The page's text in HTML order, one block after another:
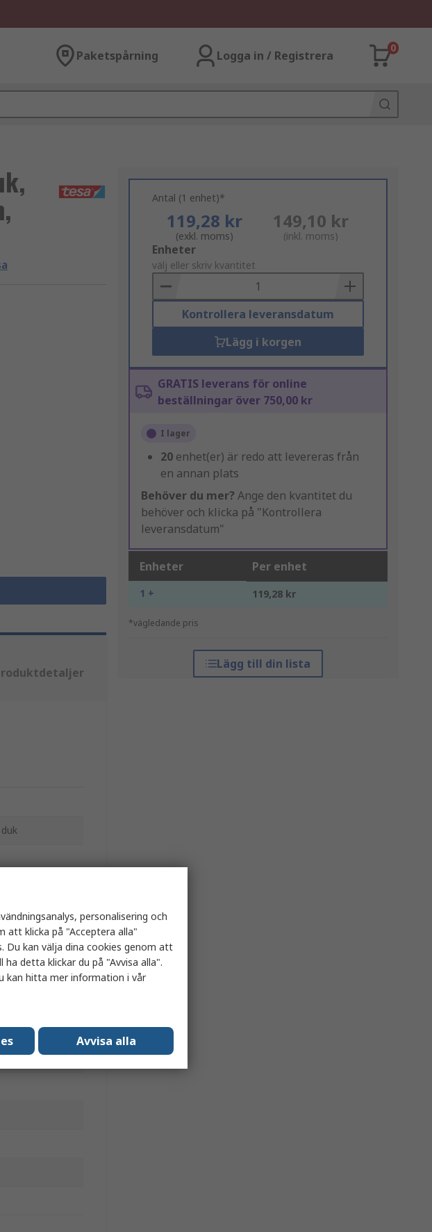
Paketspårning Logga in / Registrera
0
Antal (1 enhet)*
119,28 kr
(exkl. moms)
149,10 kr
(inkl. moms)
Add
to
Basket
Enheter
välj eller skriv kvantitet
Kontrollera leveransdatum
Lägg i korgen
GRATIS leverans för online
beställningar över 750,00 kr
I lager
20 enhet(er) är redo att levereras från
en annan plats
Behöver du mer? Ange den kvantitet du
behöver och klicka på "Kontrollera
leveransdatum"
Enheter Per enhet
1 + 119,28 kr
*vägledande pris
Lägg till din lista
personalisering och
att klicka på "Acceptera alla"
Du kan välja dina cookies genom att
detta klickar du på "Avvisa alla".
kan hitta mer information i vår
Avvisa alla